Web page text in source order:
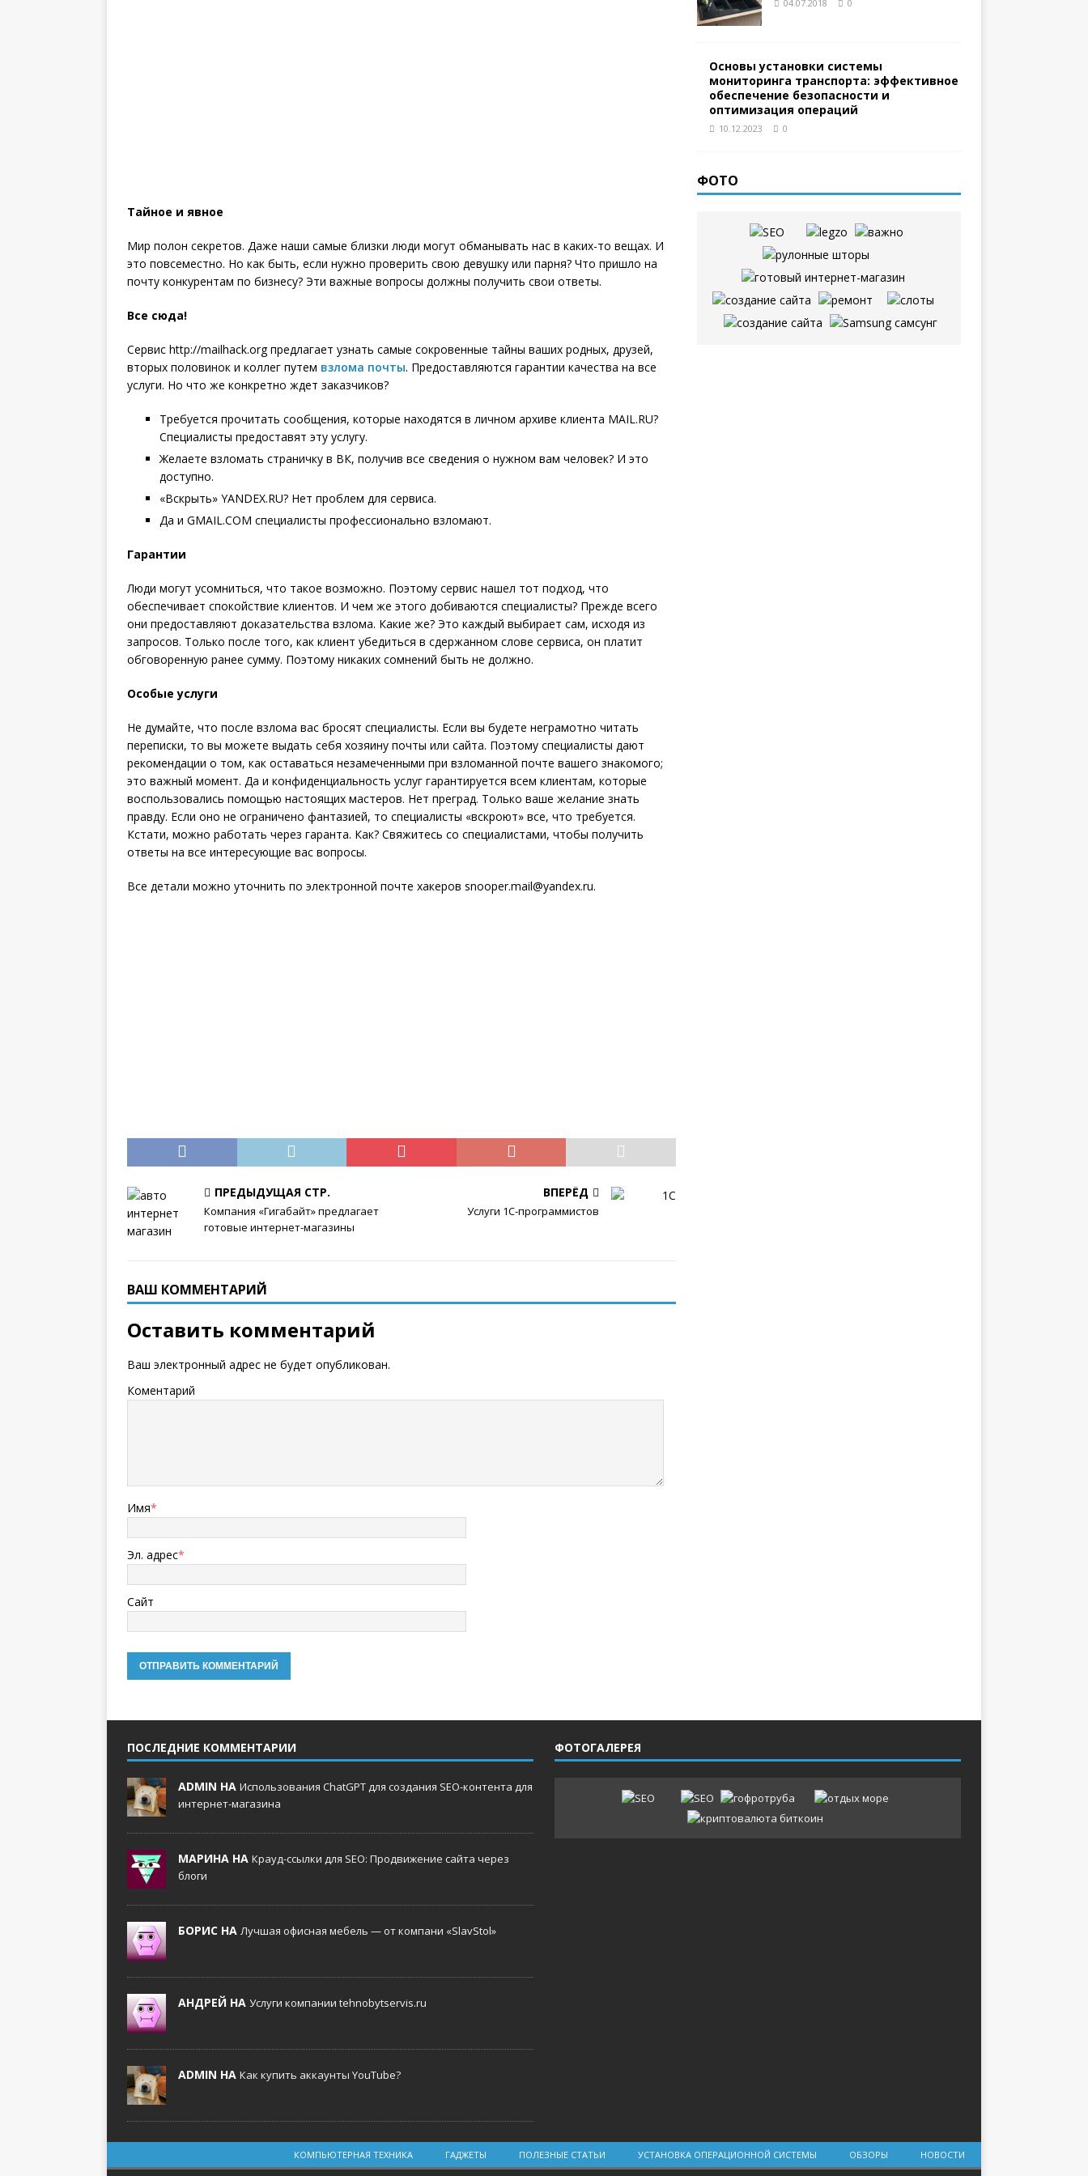
Тайное и явное
Мир полон секретов. Даже наши самые близки люди могут обманывать нас в каких-то вещах. И
это повсеместно. Но как быть, если нужно проверить свою девушку или парня? Что пришло на
почту конкурентам по бизнесу? Эти важные вопросы должны получить свои ответы.
Все сюда!
Сервис http://mailhack.org предлагает узнать самые сокровенные тайны ваших родных, друзей,
вторых половинок и коллег путем взлома почты. Предоставляются гарантии качества на все
услуги. Но что же конкретно ждет заказчиков?
Требуется прочитать сообщения, которые находятся в личном архиве клиента MAIL.RU?
Специалисты предоставят эту услугу.
Желаете взломать страничку в ВК, получив все сведения о нужном вам человек? И это
доступно.
«Вскрыть» YANDEX.RU? Нет проблем для сервиса.
Да и GMAIL.COM специалисты профессионально взломают.
Гарантии
Люди могут усомниться, что такое возможно. Поэтому сервис нашел тот подход, что
обеспечивает спокойствие клиентов. И чем же этого добиваются специалисты? Прежде всего
они предоставляют доказательства взлома. Какие же? Это каждый выбирает сам, исходя из
запросов. Только после того, как клиент убедиться в сдержанном слове сервиса, он платит
обговоренную ранее сумму. Поэтому никаких сомнений быть не должно.
Особые услуги
Не думайте, что после взлома вас бросят специалисты. Если вы будете неграмотно читать
переписки, то вы можете выдать себя хозяину почты или сайта. Поэтому специалисты дают
рекомендации о том, как оставаться незамеченными при взломанной почте вашего знакомого;
это важный момент. Да и конфиденциальность услуг гарантируется всем клиентам, которые
воспользовались помощью настоящих мастеров. Нет преград. Только ваше желание знать
правду. Если оно не ограничено фантазией, то специалисты «вскроют» все, что требуется.
Кстати, можно работать через гаранта. Как? Свяжитесь со специалистами, чтобы получить
ответы на все интересующие вас вопросы.
Все детали можно уточнить по электронной почте хакеров snooper.mail@yandex.ru.
ПРЕДЫДУЩАЯ СТР.
Компания «Гигабайт» предлагает
готовые интернет-магазины
ВПЕРЁД
Услуги 1С-программистов
ВАШ КОММЕНТАРИЙ
Оставить комментарий
Ваш электронный адрес не будет опубликован.
Коментарий
Имя*
Эл. адрес*
Сайт
04.07.2018 0
Основы установки системы
мониторинга транспорта: эффективное
обеспечение безопасности и
оптимизация операций
10.12.2023 0
ФОТО
ПОСЛЕДНИЕ КОММЕНТАРИИ
ADMIN НА Использования ChatGPT для создания SEO-контента для
интернет-магазина
МАРИНА НА Крауд-ссылки для SEO: Продвижение сайта через
блоги
БОРИС НА Лучшая офисная мебель — от компани «SlavStol»
АНДРЕЙ НА Услуги компании tehnobytservis.ru
ADMIN НА Как купить аккаунты YouTube?
ФОТОГАЛЕРЕЯ
КОМПЬЮТЕРНАЯ ТЕХНИКА ГАДЖЕТЫ ПОЛЕЗНЫЕ СТАТЬИ УСТАНОВКА ОПЕРАЦИОННОЙ СИСТЕМЫ ОБЗОРЫ НОВОСТИ